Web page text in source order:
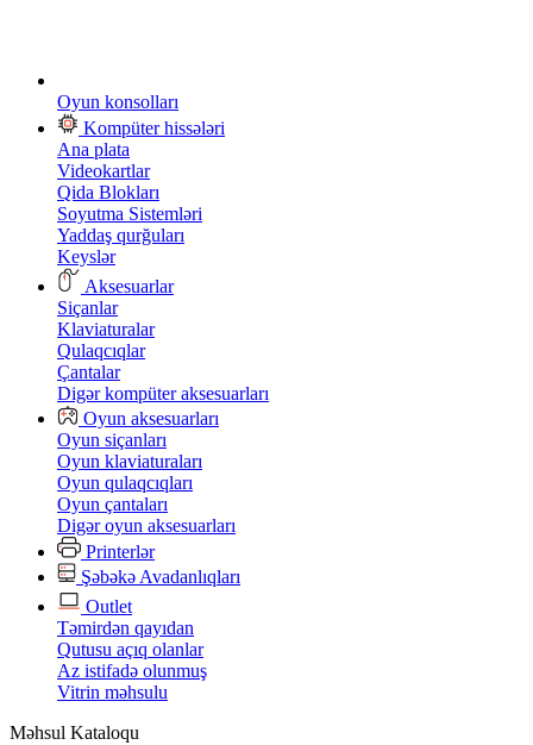
Oyun konsolları
Kompüter hissələri
Ana plata
Videokartlar
Qida Blokları
Soyutma Sistemləri
Yaddaş qurğuları
Keyslər
Aksesuarlar
Siçanlar
Klaviaturalar
Qulaqcıqlar
Çantalar
Digər kompüter aksesuarları
Oyun aksesuarları
Oyun siçanları
Oyun klaviaturaları
Oyun qulaqcıqları
Oyun çantaları
Digər oyun aksesuarları
Printerlər
Şəbəkə Avadanlıqları
Outlet
Təmirdən qayıdan
Qutusu açıq olanlar
Az istifadə olunmuş
Vitrin məhsulu
Məhsul Kataloqu